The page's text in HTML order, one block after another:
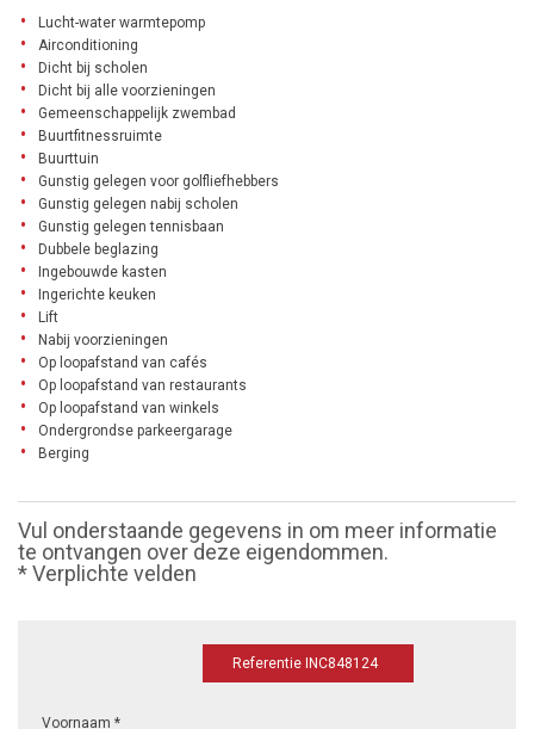
Lucht-water warmtepomp
Airconditioning
Dicht bij scholen
Dicht bij alle voorzieningen
Gemeenschappelijk zwembad
Buurtfitnessruimte
Buurttuin
Gunstig gelegen voor golfliefhebbers
Gunstig gelegen nabij scholen
Gunstig gelegen tennisbaan
Dubbele beglazing
Ingebouwde kasten
Ingerichte keuken
Lift
Nabij voorzieningen
Op loopafstand van cafés
Op loopafstand van restaurants
Op loopafstand van winkels
Ondergrondse parkeergarage
Berging
Vul onderstaande gegevens in om meer informatie
te ontvangen over deze eigendommen.
* Verplichte velden
Referentie INC848124
Voornaam *